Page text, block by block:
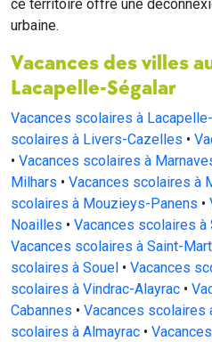
ce territoire offre une
urbaine.
Vacances des villes
Lacapelle-Ségalar
Vacances scolaires à
scolaires à Livers-Cazelles •
• Vacances scolaires à
Milhars • Vacances scolaires à
scolaires à Mouzieys-Panens •
Noailles • Vacances scolaires
Vacances scolaires à Saint-
scolaires à Souel • Vacances
scolaires à Vindrac-Alayrac •
Cabannes • Vacances scolaires
scolaires à Almayrac •